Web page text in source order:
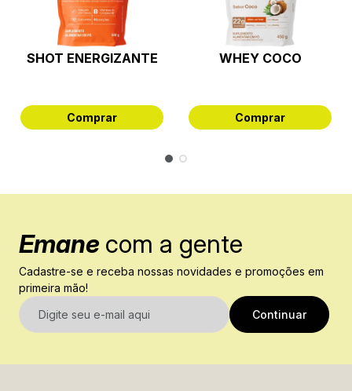
SHOT ENERGIZANTE
Comprar
WHEY COCO
Comprar
Emane com a gente
Cadastre-se e receba nossas novidades e promoções em
primeira mão!
E-mail
Continuar